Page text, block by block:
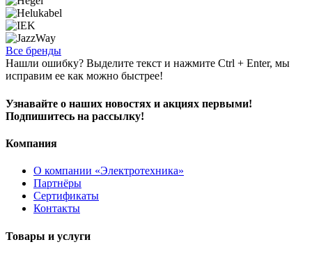
Все бренды
Нашли ошибку? Выделите текст и нажмите Ctrl + Enter, мы
исправим ее как можно быстрее!
Узнавайте о наших новостях и акциях первыми!
Подпишитесь на рассылку!
Компания
О компании «Электротехника»
Партнёры
Сертификаты
Контакты
Товары и услуги